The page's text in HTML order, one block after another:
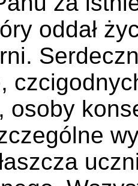
oddał
osoby